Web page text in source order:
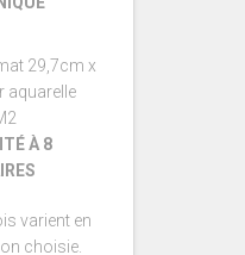
29,7cm x
aquarelle
À 8
varient en
choisie.